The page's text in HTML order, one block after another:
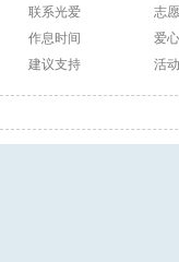
联系光爱
作息时间
建议支持
志
爱
活